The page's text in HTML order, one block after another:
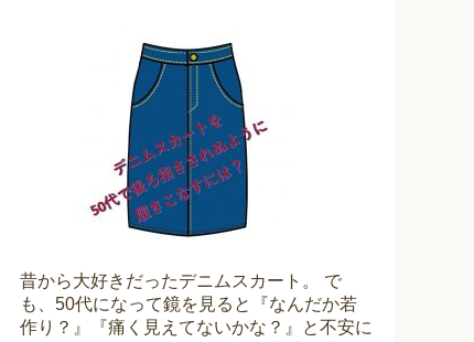
昔から大好きだったデニムスカート。 で
も、50代になって鏡を見ると『なんだか若
作り？』『痛く見えてないかな？』と不安に